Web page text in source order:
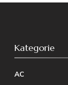
Kategorie
AC